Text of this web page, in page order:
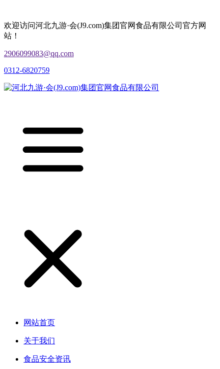
欢迎访问河北九游·会(J9.com)集团官网食品有限公司官方网
站！
2906099083@qq.com
0312-6820759
网站首页
关于我们
食品安全资讯